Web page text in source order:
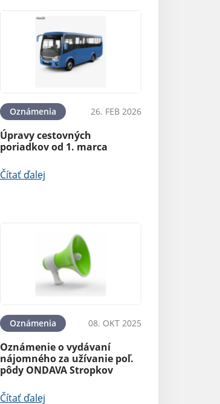
Oznámenia 26. FEB 2026
Úpravy cestovných
poriadkov od 1. marca
Čítať ďalej
Oznámenia 08. OKT 2025
Oznámenie o vydávaní
nájomného za užívanie poľ.
pôdy ONDAVA Stropkov
Čítať ďalej